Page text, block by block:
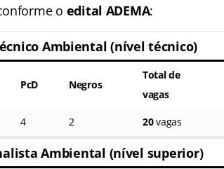
o edital ADEMA:
Ambiental (nível técnico)
PcD Negros
Total de
vagas
4 2 20vagas
Ambiental (nível superior)